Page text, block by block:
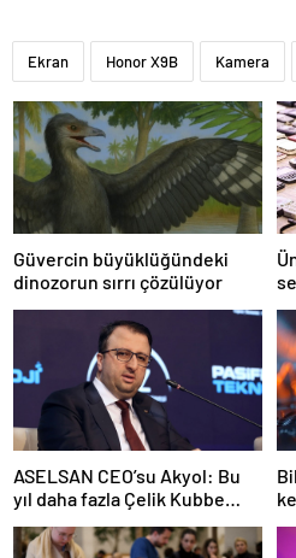
Ekran Honor X9B Kamera
Güvercin büyüklüğündeki
dinozorun sırrı çözülüyor
ASELSAN CEO’su Akyol: Bu
yıl daha fazla Çelik Kubbe
bileşenini envantere
vereceğiz